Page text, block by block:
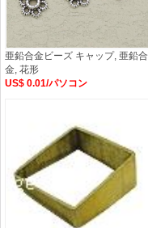
亜鉛合金ビーズ キャップ, 亜鉛合
金, 花形
US$ 0.01/パソコン